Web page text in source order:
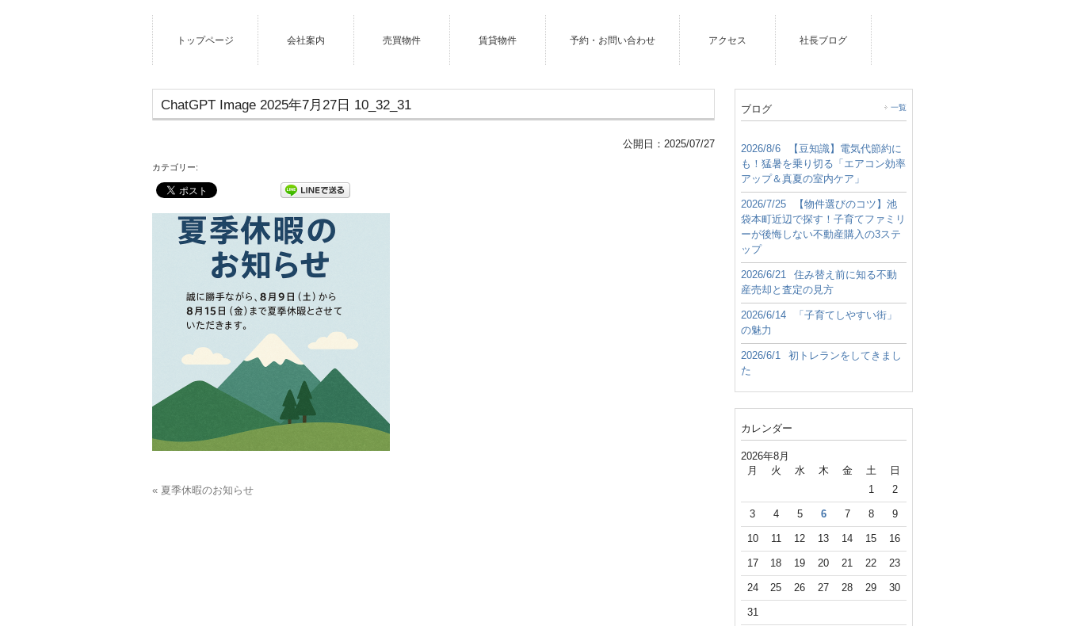
トップページ 会社案内 売買物件 賃貸物件 予約・お問い合わせ アクセス 社長ブログ
ChatGPT Image 2025年7月27日 10_32_31
公開日： 2025/07/27
カテゴリー:
« 夏季休暇のお知らせ
ブログ 一覧
2026/8/6
【豆知識】電気代節約に
も！猛暑を乗り切る「エアコン効率
アップ＆真夏の室内ケア」
2026/7/25
【物件選びのコツ】池
袋本町近辺で探す！子育てファミリ
ーが後悔しない不動産購入の3ステ
ップ
2026/6/21
住み替え前に知る不動
産売却と査定の見方
2026/6/14
「子育てしやすい街」
の魅力
2026/6/1
初トレランをしてきまし
た
カレンダー
2026年8月
月 火 水 木 金 土 日
1 2
3 4 5 6 7 8 9
10 11 12 13 14 15 16
17 18 19 20 21 22 23
24 25 26 27 28 29 30
31